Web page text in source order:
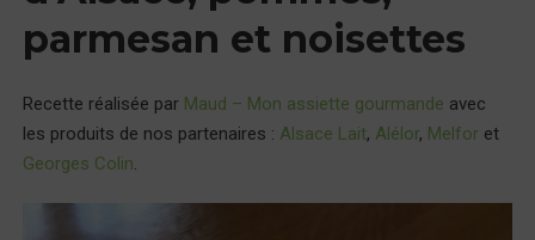
parmesan et noisettes
Recette réalisée par Maud – Mon assiette gourmande avec
les produits de nos partenaires : Alsace Lait, Alélor, Melfor et
Georges Colin.